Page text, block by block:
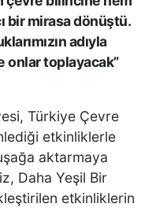
bir mirasa dönüştü.
adıyla
onlar toplayacak”
Türkiye Çevre
etkinliklerle
aktarmaya
Daha Yeşil Bir
etkinliklerin